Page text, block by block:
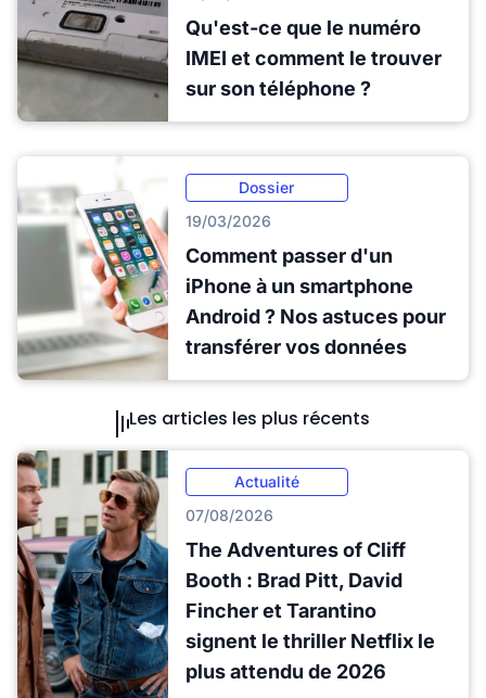
Qu'est-ce que le numéro
IMEI et comment le trouver
sur son téléphone ?
Dossier
19/03/2026
Comment passer d'un
iPhone à un smartphone
Android ? Nos astuces pour
transférer vos données
Les articles les plus récents
Actualité
07/08/2026
The Adventures of Cliff
Booth : Brad Pitt, David
Fincher et Tarantino
signent le thriller Netflix le
plus attendu de 2026